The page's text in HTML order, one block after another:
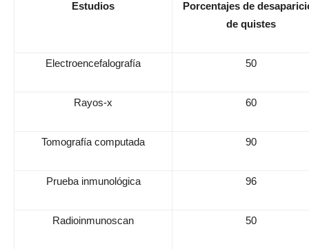
Estudios
Porcentajes de
de quistes
Electroencefalografía 50
Rayos-x 60
Tomografía computada 90
Prueba inmunológica 96
Radioinmunoscan 50